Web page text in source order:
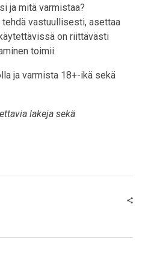
ja mitä varmistaa?
tehdä vastuullisesti, asettaa
on riittävästi
toimii.
ja varmista 18+-ikä sekä
lakeja sekä